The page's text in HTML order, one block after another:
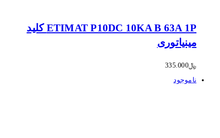
ETIMAT P10DC 10KA B 63A 1P کلید
مینیاتوری
﷼335.000
ناموجود